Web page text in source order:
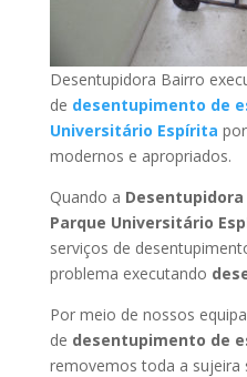
Desentupidora Bairro
de desentupimento de
Universitário Espírita
modernos e apropriados.
Quando a
Parque Universitário
serviços de
problema executando
Por meio de nossos
de desentupimento de
removemos toda a sujeira